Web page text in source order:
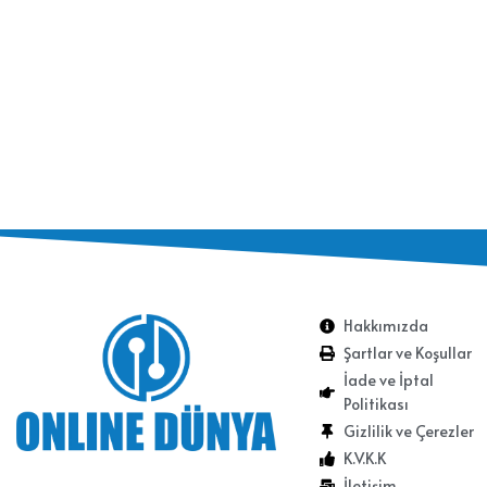
Hakkımızda
Şartlar ve Koşullar
İade ve İptal
Politikası
Gizlilik ve Çerezler
K.V.K.K